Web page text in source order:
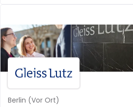
Berlin (Vor Ort)